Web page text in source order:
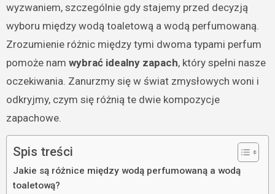
wyzwaniem, szczególnie gdy stajemy przed decyzją
wyboru między wodą toaletową a wodą perfumowaną.
Zrozumienie różnic między tymi dwoma typami perfum
pomoże nam wybrać idealny zapach, który spełni nasze
oczekiwania. Zanurzmy się w świat zmysłowych woni i
odkryjmy, czym się różnią te dwie kompozycje
zapachowe.
Spis treści
Jakie są różnice między wodą perfumowaną a wodą
toaletową?